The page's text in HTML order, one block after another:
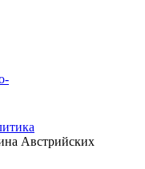
Австрийских